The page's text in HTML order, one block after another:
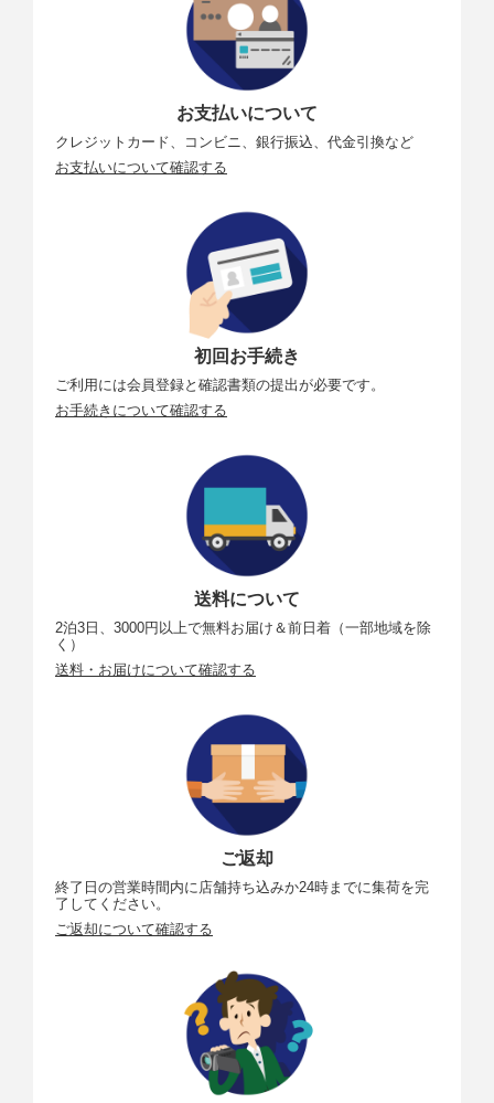
お支払いについて
クレジットカード、コンビニ、銀行振込、代金引換など
お支払いについて確認する
初回お手続き
ご利用には会員登録と確認書類の提出が必要です。
お手続きについて確認する
送料について
2泊3日、3000円以上で無料お届け＆前日着（一部地域を除
く）
送料・お届けについて確認する
ご返却
終了日の営業時間内に店舗持ち込みか24時までに集荷を完
了してください。
ご返却について確認する